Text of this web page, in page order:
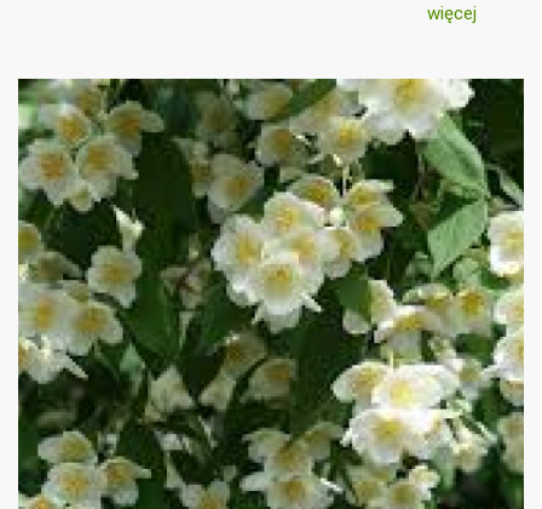
Jaśminowce sprawdzają się zarówno jako solitery,
oraz efekt sezonowy.
więcej